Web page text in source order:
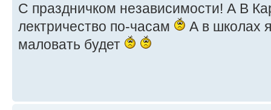
С праздничком независимости! А В
лектричество по-часам
А в школах
маловать будет